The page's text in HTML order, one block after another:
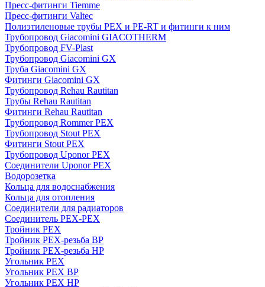
Пресс-фитинги Tiemme
Пресс-фитинги Valtec
Полиэтиленовые трубы PEX и PE-RT и фитинги к ним
Трубопровод Giacomini GIACOTHERM
Трубопровод FV-Plast
Трубопровод Giacomini GX
Труба Giacomini GX
Фитинги Giacomini GX
Трубопровод Rehau Rautitan
Трубы Rehau Rautitan
Фитинги Rehau Rautitan
Трубопровод Rommer PEX
Трубопровод Stout PEX
Фитинги Stout PEX
Трубопровод Uponor PEX
Соединители Uponor PEX
Водорозетка
Кольца для водоснабжения
Кольца для отопления
Соединители для радиаторов
Соединитель PEX-PEX
Тройник PEX
Тройник PEX-резьба ВР
Тройник PEX-резьба НР
Угольник PEX
Угольник PEX ВР
Угольник PEX НР